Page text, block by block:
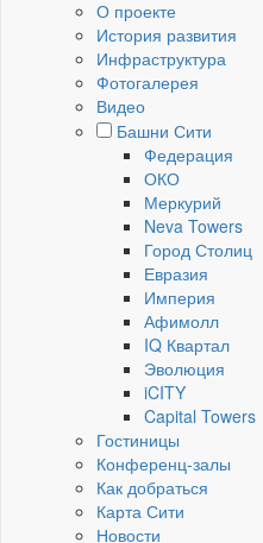
О проекте
История развития
Инфраструктура
Фотогалерея
Видео
Башни Сити
Федерация
ОКО
Меркурий
Neva Towers
Город Столиц
Евразия
Империя
Афимолл
IQ Квартал
Эволюция
iCITY
Capital Towers
Гостиницы
Конференц-залы
Как добраться
Карта Сити
Новости